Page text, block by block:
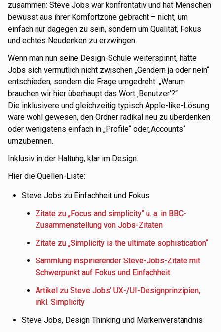
zusammen: Steve Jobs war konfrontativ und hat Menschen
bewusst aus ihrer Komfortzone gebracht – nicht, um
einfach nur dagegen zu sein, sondern um Qualität, Fokus
und echtes Neudenken zu erzwingen.
Wenn man nun seine Design-Schule weiterspinnt, hätte
Jobs sich vermutlich nicht zwischen „Gendern ja oder nein“
entschieden, sondern die Frage umgedreht: „Warum
brauchen wir hier überhaupt das Wort ‚Benutzer‘?“
Die inklusivere und gleichzeitig typisch Apple-like-Lösung
wäre wohl gewesen, den Ordner radikal neu zu überdenken
oder wenigstens einfach in „Profile“ oder„Accounts“
umzubennen.
Inklusiv in der Haltung, klar im Design.
Hier die Quellen-Liste:
Steve Jobs zu Einfachheit und Fokus
Zitate zu „Focus and simplicity“ u. a. in BBC-
Zusammenstellung von Jobs-Zitaten
Zitate zu „Simplicity is the ultimate sophistication“
Sammlung inspirierender Steve-Jobs-Zitate mit
Schwerpunkt auf Fokus und Einfachheit
Artikel zu Steve Jobs’ UX-/UI-Designprinzipien,
inkl. Simplicity
Steve Jobs, Design Thinking und Markenverständnis